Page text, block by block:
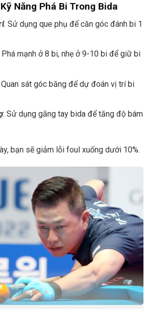
Năng Phá Bi Trong Bida
: Sử dụng que phụ để căn góc đánh bi 1
Phá mạnh ở 8 bi, nhẹ ở 9-10 bi để giữ bi
Quan sát góc băng để dự đoán vị trí bi
: Sử dụng găng tay bida để tăng độ bám
bạn sẽ giảm lỗi foul xuống dưới 10%.